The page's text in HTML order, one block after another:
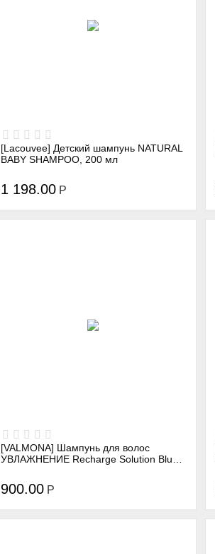
[Lacouvee] Детский шампунь NATURAL
BABY SHAMPOO, 200 мл
1 198.00 Р
[VALMONA] Шампунь для волос
УВЛАЖНЕНИЕ Recharge Solution Blue
900.00 Р